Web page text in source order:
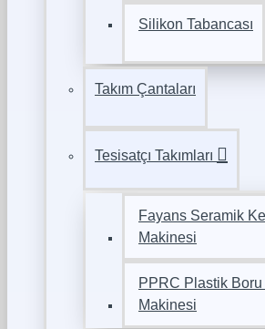
Silikon Tabancası
Takım Çantaları
Tesisatçı Takımları
Fayans Seramik
Makinesi
PPRC Plastik
Makinesi